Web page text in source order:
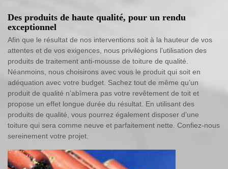
Des produits de haute qualité, pour un rendu
exceptionnel
Afin que le résultat de nos interventions soit à la hauteur de vos
attentes et de vos exigences, nous privilégions l’utilisation des
produits de traitement anti-mousse de toiture de qualité.
Néanmoins, nous choisirons avec vous le produit qui soit en
adéquation avec votre budget. Sachez tout de même qu’un
produit de qualité n’abîmera pas votre revêtement de toit et
propose un effet longue durée du résultat. En utilisant des
produits de qualité, vous pourrez également disposer d’une
toiture qui sera comme neuve et parfaitement nette. Confiez-nous
sereinement votre projet.